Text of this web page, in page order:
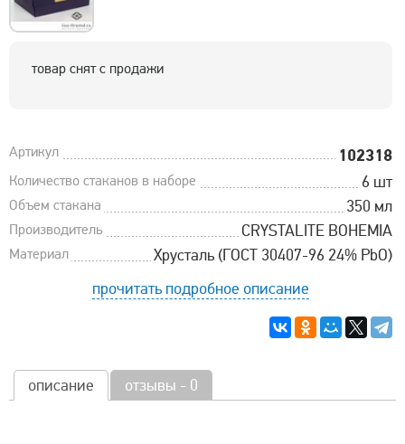
товар снят с продажи
Артикул 102318
Количество стаканов в наборе 6 шт
Объем стакана 350 мл
Производитель CRYSTALITE BOHEMIA
Материал
Хрусталь (ГОСТ 30407-96 24% PbO)
прочитать подробное описание
описание отзывы - 0